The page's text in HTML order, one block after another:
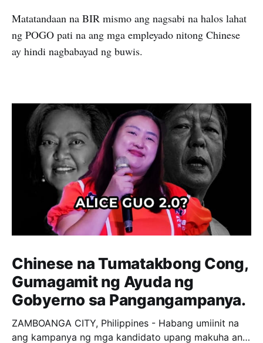
Matatandaan na BIR mismo ang nagsabi na halos lahat
ng POGO pati na ang mga empleyado nitong Chinese
ay hindi nagbabayad ng buwis.
Chinese na Tumatakbong Cong,
Gumagamit ng Ayuda ng
Gobyerno sa Pangangampanya.
ZAMBOANGA CITY, Philippines - Habang umiinit na
ang kampanya ng mga kandidato upang makuha ang